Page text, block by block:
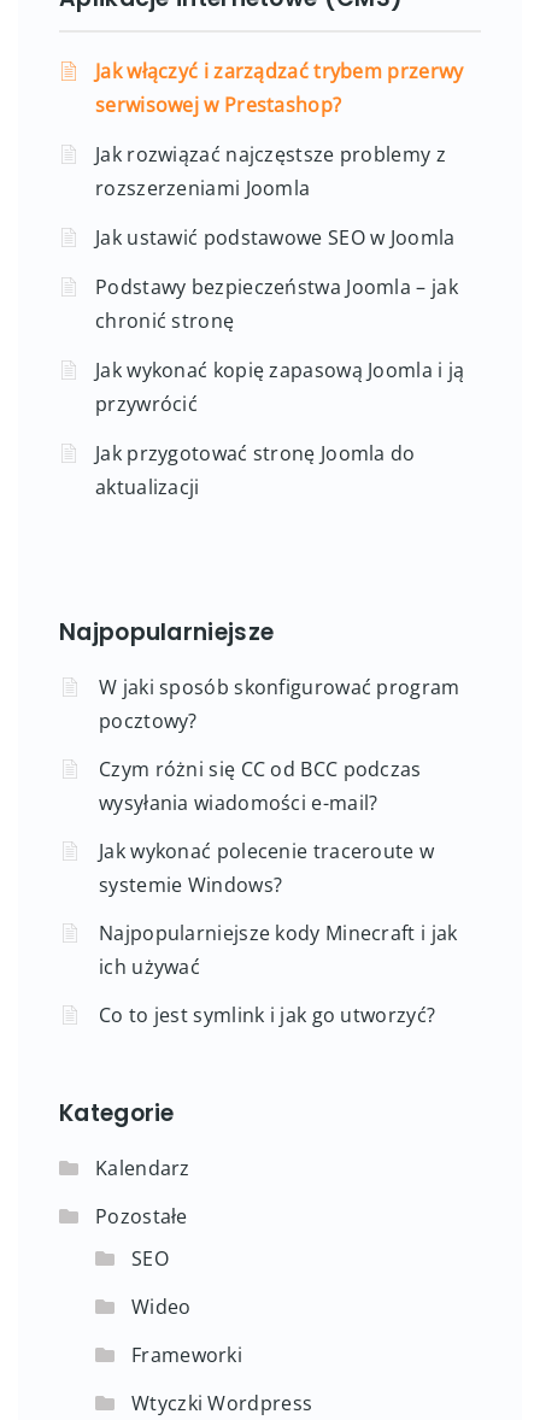
Jak włączyć i zarządzać trybem przerwy
serwisowej w Prestashop?
Jak rozwiązać najczęstsze problemy z
rozszerzeniami Joomla
Jak ustawić podstawowe SEO w Joomla
Podstawy bezpieczeństwa Joomla – jak
chronić stronę
Jak wykonać kopię zapasową Joomla i ją
przywrócić
Jak przygotować stronę Joomla do
aktualizacji
Najpopularniejsze
W jaki sposób skonfigurować program
pocztowy?
Czym różni się CC od BCC podczas
wysyłania wiadomości e-mail?
Jak wykonać polecenie traceroute w
systemie Windows?
Najpopularniejsze kody Minecraft i jak
ich używać
Co to jest symlink i jak go utworzyć?
Kategorie
Kalendarz
Pozostałe
SEO
Wideo
Frameworki
Wtyczki Wordpress